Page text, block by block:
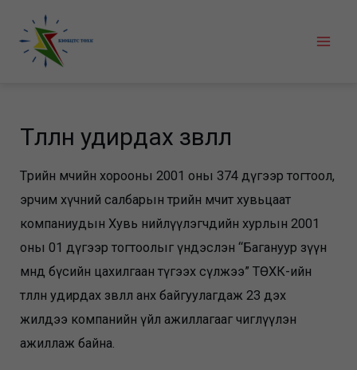
content
Төлөөлөн удирдах зөвлөл
Төрийн өмчийн хорооны 2001 оны 374 дүгээр тогтоол,
эрчим хүчний салбарын төрийн өмчит хувьцаат
компаниудын Хувь нийлүүлэгчдийн хурлын 2001
оны 01 дүгээр тогтоолыг үндэслэн “Багануур зүүн
өмнөд бүсийн цахилгаан түгээх сүлжээ” ТӨХК-ийн
төлөөлөн удирдах зөвлөл анх байгуулагдаж 23 дэх
жилдээ компанийн үйл ажиллагааг чиглүүлэн
ажиллаж байна.